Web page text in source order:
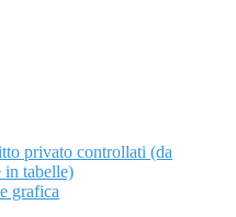
privato controllati (da
in tabelle)
grafica